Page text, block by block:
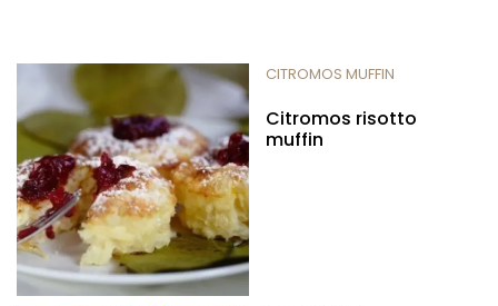
CITROMOS MUFFIN
Citromos risotto
muffin